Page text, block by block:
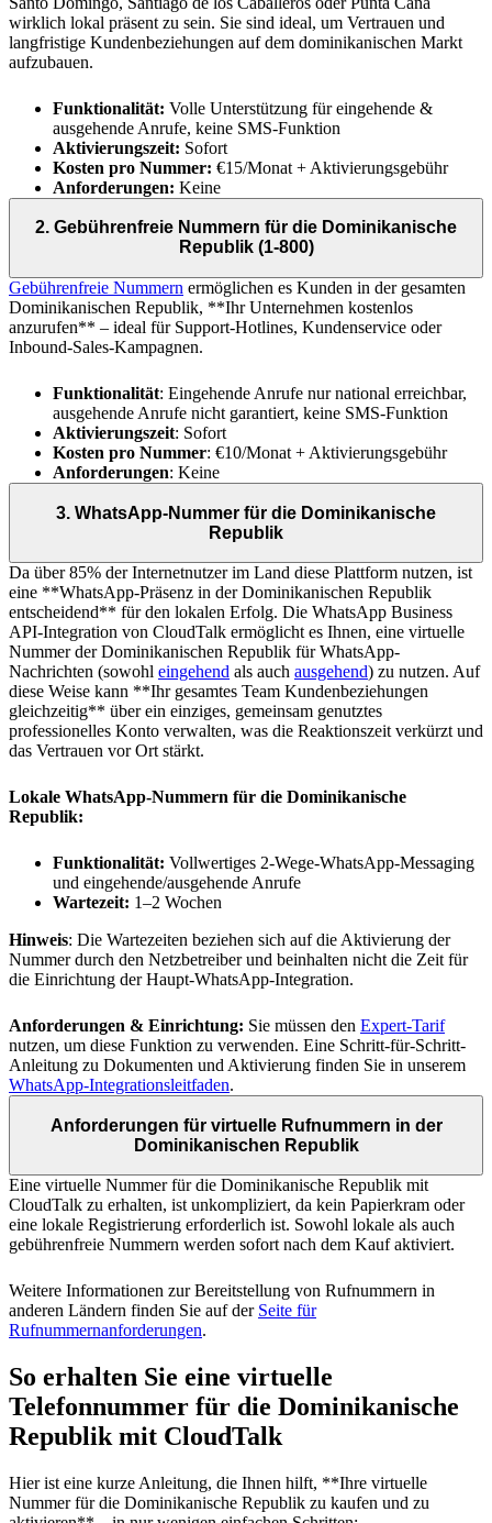
wirklich lokal präsent zu sein. Sie sind ideal, um Vertrauen und
langfristige Kundenbeziehungen auf dem dominikanischen Markt
aufzubauen.
Funktionalität: Volle Unterstützung für eingehende &
ausgehende Anrufe, keine SMS-Funktion
Aktivierungszeit: Sofort
Kosten pro Nummer: €15/Monat + Aktivierungsgebühr
Anforderungen: Keine
2. Gebührenfreie Nummern für die Dominikanische
Republik (1-800)
Gebührenfreie Nummern ermöglichen es Kunden in der gesamten
Dominikanischen Republik, **Ihr Unternehmen kostenlos
anzurufen** – ideal für Support-Hotlines, Kundenservice oder
Inbound-Sales-Kampagnen.
Funktionalität: Eingehende Anrufe nur national erreichbar,
ausgehende Anrufe nicht garantiert, keine SMS-Funktion
Aktivierungszeit: Sofort
Kosten pro Nummer: €10/Monat + Aktivierungsgebühr
Anforderungen: Keine
3. WhatsApp-Nummer für die Dominikanische
Republik
Da über 85% der Internetnutzer im Land diese Plattform nutzen, ist
eine **WhatsApp-Präsenz in der Dominikanischen Republik
entscheidend** für den lokalen Erfolg. Die WhatsApp Business
API-Integration von CloudTalk ermöglicht es Ihnen, eine virtuelle
Nummer der Dominikanischen Republik für WhatsApp-
Nachrichten (sowohl eingehend als auch ausgehend) zu nutzen. Auf
diese Weise kann **Ihr gesamtes Team Kundenbeziehungen
gleichzeitig** über ein einziges, gemeinsam genutztes
professionelles Konto verwalten, was die Reaktionszeit verkürzt und
das Vertrauen vor Ort stärkt.
Lokale WhatsApp-Nummern für die Dominikanische
Republik:
Funktionalität: Vollwertiges 2-Wege-WhatsApp-Messaging
und eingehende/ausgehende Anrufe
Wartezeit: 1–2 Wochen
Hinweis: Die Wartezeiten beziehen sich auf die Aktivierung der
Nummer durch den Netzbetreiber und beinhalten nicht die Zeit für
die Einrichtung der Haupt-WhatsApp-Integration.
Anforderungen & Einrichtung: Sie müssen den Expert-Tarif
nutzen, um diese Funktion zu verwenden. Eine Schritt-für-Schritt-
Anleitung zu Dokumenten und Aktivierung finden Sie in unserem
WhatsApp-Integrationsleitfaden.
Anforderungen für virtuelle Rufnummern in der
Dominikanischen Republik
Eine virtuelle Nummer für die Dominikanische Republik mit
CloudTalk zu erhalten, ist unkompliziert, da kein Papierkram oder
eine lokale Registrierung erforderlich ist. Sowohl lokale als auch
gebührenfreie Nummern werden sofort nach dem Kauf aktiviert.
Weitere Informationen zur Bereitstellung von Rufnummern in
anderen Ländern finden Sie auf der Seite für
Rufnummernanforderungen.
So erhalten Sie eine virtuelle
Telefonnummer für die Dominikanische
Republik mit CloudTalk
Hier ist eine kurze Anleitung, die Ihnen hilft, **Ihre virtuelle
Nummer für die Dominikanische Republik zu kaufen und zu